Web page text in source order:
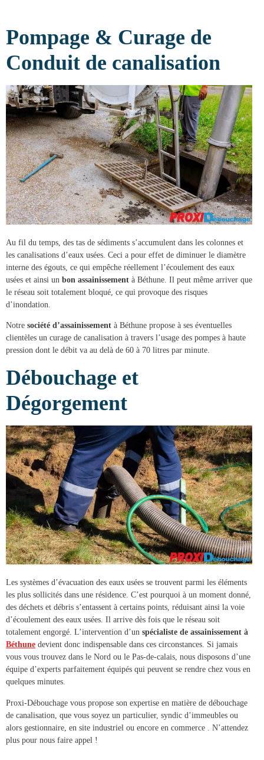
Pompage & Curage de
Conduit de canalisation
Au fil du temps, des tas de sédiments s’accumulent dans les colonnes et
les canalisations d’eaux usées. Ceci a pour effet de diminuer le diamètre
interne des égouts, ce qui empêche réellement l’écoulement des eaux
usées et ainsi un bon assainissement à Béthune . Il peut même arriver que
le réseau soit totalement bloqué, ce qui provoque des risques
d’inondation.
Notre société d’assainissement à Béthune propose à ses éventuelles
clientèles un curage de canalisation à travers l’usage des pompes à haute
pression dont le débit va au delà de 60 à 70 litres par minute.
Débouchage et
Dégorgement
Les systèmes d’évacuation des eaux usées se trouvent parmi les éléments
les plus sollicités dans une résidence. C’est pourquoi à un moment donné,
des déchets et débris s’entassent à certains points, réduisant ainsi la voie
d’écoulement des eaux usées. Il arrive dès fois que le réseau soit
totalement engorgé. L’intervention d’un spécialiste de assainissement à
Béthune devient donc indispensable dans ces circonstances. Si jamais
vous vous trouvez dans le Nord ou le Pas-de-calais, nous disposons d’une
équipe d’experts parfaitement équipés qui peuvent se rendre chez vous en
quelques minutes.
Proxi-Débouchage vous propose son expertise en matière de débouchage
de canalisation , que vous soyez un particulier, syndic d’immeubles ou
alors gestionnaire, en site industriel ou encore en commerce . N’attendez
plus pour nous faire appel !